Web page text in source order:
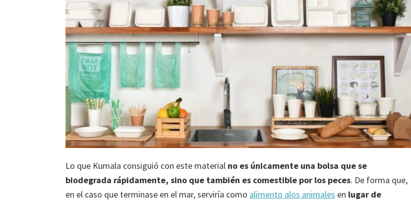
Lo que Kumala consiguió con este material no es únicamente una bolsa que se
biodegrada rápidamente, sino que también es comestible por los peces. De forma que,
en el caso que terminase en el mar, serviría como alimento alos animales en lugar de